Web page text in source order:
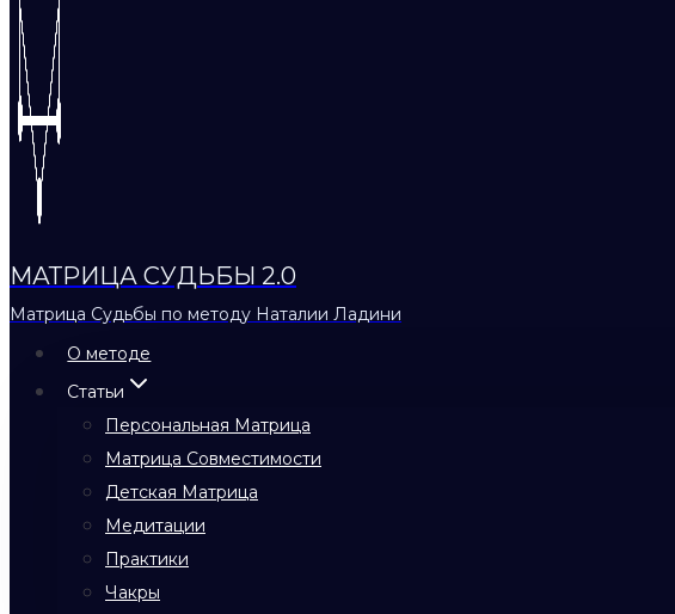
МАТРИЦА СУДЬБЫ 2.0
Матрица Судьбы по методу Наталии Ладини
О методе
Статьи
Персональная Матрица
Матрица Совместимости
Детская Матрица
Медитации
Практики
Чакры